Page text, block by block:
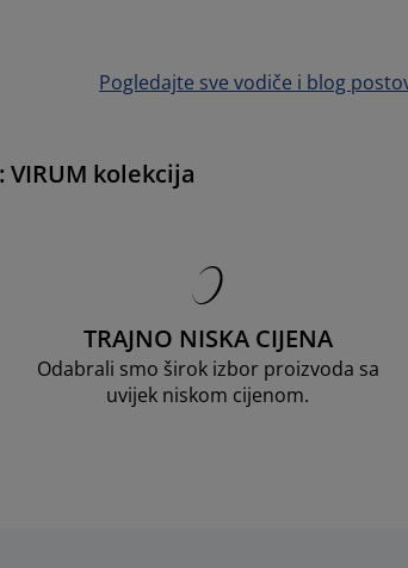
Pogledajte sve vodiče i blog
VIRUM kolekcija
TRAJNO NISKA CIJENA
Odabrali smo širok izbor proizvoda sa
uvijek niskom cijenom.